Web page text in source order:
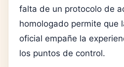
falta de un protocolo de
homologado permite que
oficial empañe la
los puntos de control.